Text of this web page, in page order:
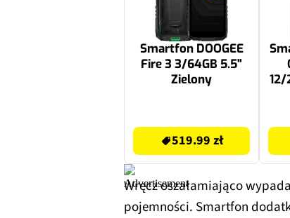
Smartfon DOOGEE
Fire 3 3/64GB 5.5"
Zielony
519.99 zł
12/
Wręcz oszałamiająco
pojemności. Smartfon